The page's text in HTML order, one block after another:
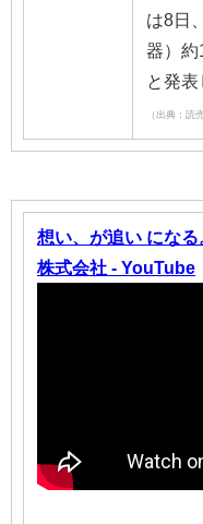
は8日
器）約
と発
（出典：読
想い、が追い にな
株式会社 - YouTube